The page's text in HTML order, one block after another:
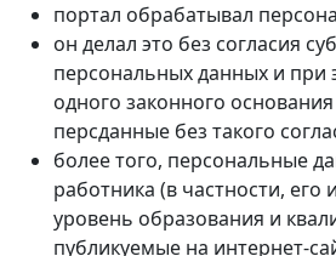
портал обрабатывал
он делал это без согласия
персональных данных и при
одного законного
персданные без такого
более того, персональные
работника (в частности,
уровень образования и
публикуемые на интернет-